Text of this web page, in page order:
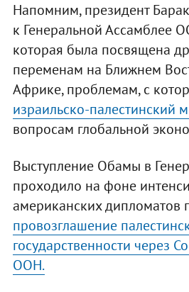
Напомним, президент
к Генеральной Ассамблее
которая была посвящена
переменам на Ближнем
Африке, проблемам, с
израильско-палестинский
вопросам глобальной
Выступление Обамы в
проходило на фоне
американских дипломатов
провозглашение
государственности через
ООН.